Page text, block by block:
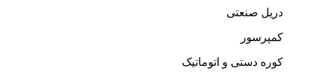
دریل صنعتی
کمپرسور
کوره دستی و اتوماتیک